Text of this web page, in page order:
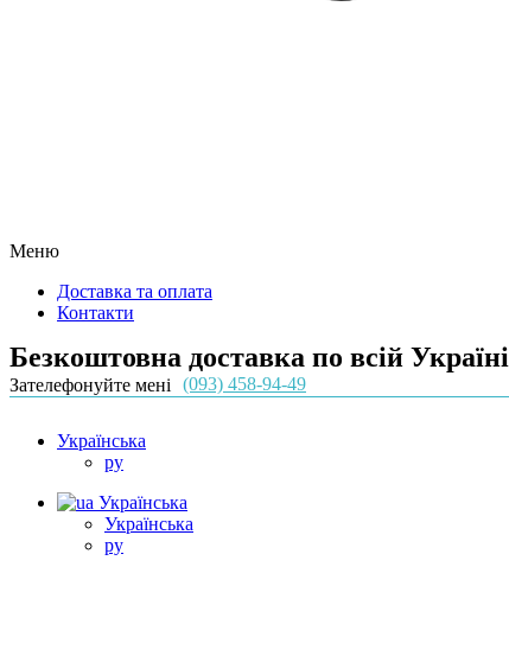
Меню
Доставка та оплата
Контакти
Безкоштовна доставка по всій Україні
Зателефонуйте мені (093) 458-94-49
Українська
ру
Українська
Українська
ру